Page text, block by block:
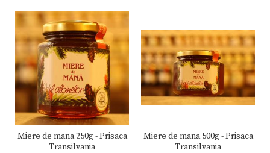
Miere de mana 250g - Prisaca
Transilvania
Miere de mana 500g - Prisaca
Transilvania